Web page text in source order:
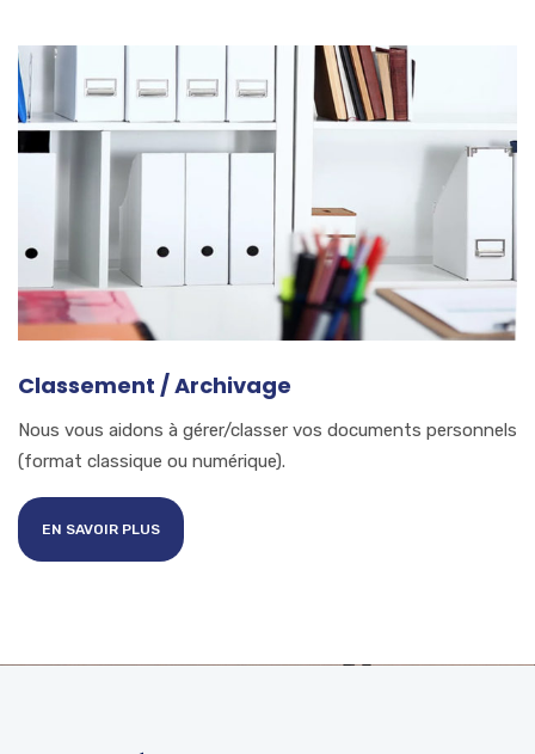
Classement / Archivage
Nous vous aidons à gérer/classer vos documents personnels
(format classique ou numérique).
EN SAVOIR PLUS